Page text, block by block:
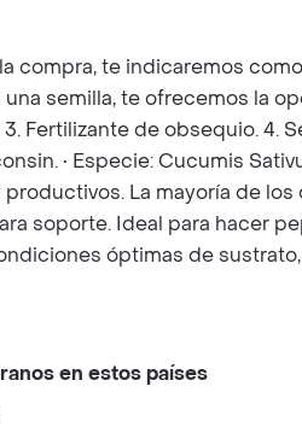
compra, te indicaremos
semilla, te ofrecemos la
3. Fertilizante de obsequio.
• Especie: Cucumis
La mayoría de
soporte. Ideal para hacer
óptimas de
en estos países